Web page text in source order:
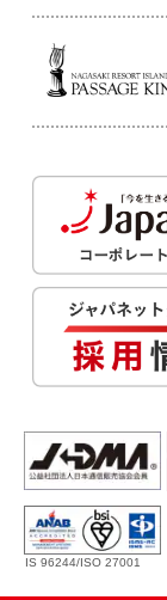
IS 96244/ISO 27001